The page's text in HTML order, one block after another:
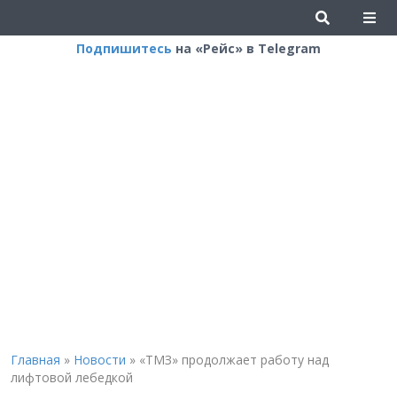
Подпишитесь на «Рейс» в Telegram
Главная » Новости » «ТМЗ» продолжает работу над
лифтовой лебедкой